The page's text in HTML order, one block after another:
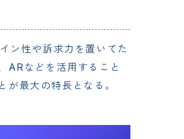
ン性や訴求力を置いてた
ARなどを活用すること
最大の特長となる。